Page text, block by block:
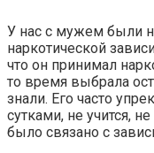
У нас с мужем были
наркотической
что он принимал
то время выбрала
знали. Его часто
сутками, не учится,
было связано с